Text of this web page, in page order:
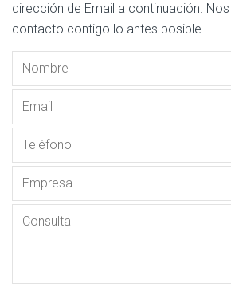
dirección de Email a continuación.
contacto contigo lo antes posible.